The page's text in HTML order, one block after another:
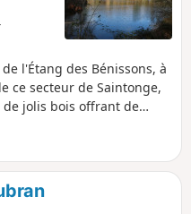
l'Étang des Bénissons, à
ce secteur de Saintonge,
de jolis bois offrant de